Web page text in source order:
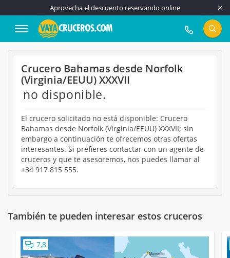
Aprovecha el descuento reservando online
917 815 555
Crucero Bahamas desde Norfolk
(Virginia/EEUU) XXXVII
no disponible.
El crucero solicitado no está disponible: Crucero
Bahamas desde Norfolk (Virginia/EEUU) XXXVII; sin
embargo a continuación te ofrecemos otras ofertas
interesantes. Si prefieres contactar con un agente de
cruceros y que te asesoremos, nos puedes llamar al
+34 917 815 555.
También te pueden interesar estos cruceros
7,8